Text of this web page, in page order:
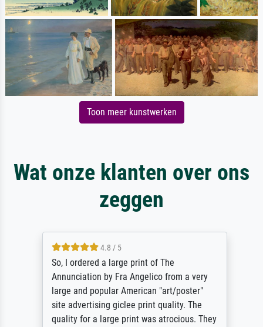
Toon meer kunstwerken
Wat onze klanten over ons
zeggen
4.8 / 5
So, I ordered a large print of The
Annunciation by Fra Angelico from a very
large and popular American "art/poster"
site advertising giclee print quality. The
quality for a large print was atrocious. They